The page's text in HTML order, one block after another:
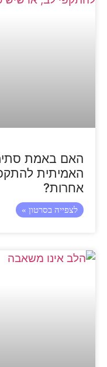
האם באמת
האמיתית
אחרות?
לצפייה בסרטון »